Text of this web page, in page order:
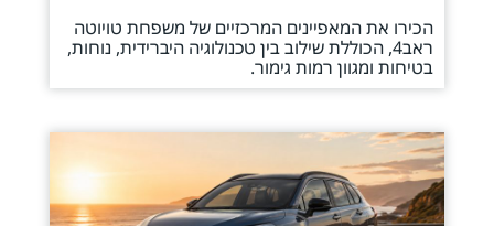
הכירו את המאפיינים המרכזיים של משפחת טויוטה
ראב4, הכוללת שילוב בין טכנולוגיה היברידית, נוחות,
בטיחות ומגוון רמות גימור.